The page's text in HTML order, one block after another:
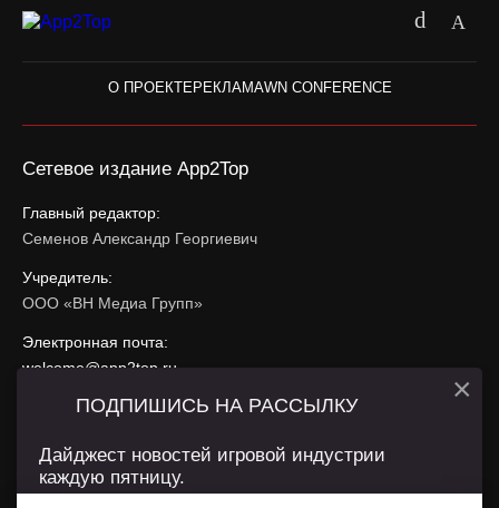
О ПРОЕКТЕ РЕКЛАМАWN CONFERENCE
Сетевое издание App2Top
Главный редактор:
Семенов Александр Георгиевич
Учредитель:
ООО «ВН Медиа Групп»
Электронная почта:
welcome@app2top.ru
При использовании материалов активная ссылка на
Сайт использует IP адреса, cookie, данные геолокации
ПОДПИШИСЬ НА РАССЫЛКУ
Дайджест новостей игровой индустрии
каждую пятницу.
×